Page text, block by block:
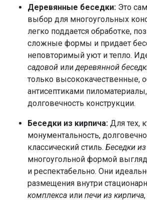
Деревянные беседки: Это
выбор для многоугольных
легко поддается обработке,
сложные формы и придает
неповторимый уют и тепло.
садовой илидеревянной
только высококачественные,
антисептиками пиломатериалы,
долговечность конструкции.
Беседки из кирпича: Для тех,
монументальность,
классический стиль. Беседки
многоугольной формой
и респектабельно. Они
размещения внутри
комплекса или печи из кирпича